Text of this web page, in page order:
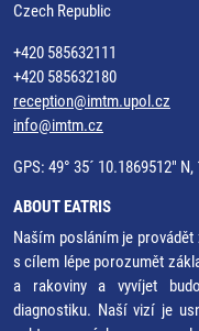
Czech Republic
+420 585632111
+420 585632180
reception@imtm.upol.cz
info@imtm.cz
GPS: 49° 35´ 10.1869512"
ABOUT EATRIS
Naším posláním je
s cílem lépe porozumět
a rakoviny a vyvíjet
diagnostiku. Naší vizí je